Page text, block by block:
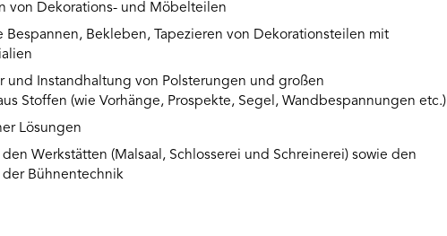
von Dekorations- und Möbelteilen
Bespannen, Bekleben, Tapezieren von Dekorationsteilen mit
und Instandhaltung von Polsterungen und großen
Stoffen (wie Vorhänge, Prospekte, Segel, Wandbespannungen etc.)
Lösungen
Werkstätten (Malsaal, Schlosserei und Schreinerei) sowie den
Bühnentechnik